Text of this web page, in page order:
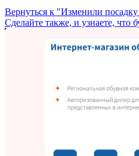
Вернуться к "Изменили
Сделайте также, и узнаете, что